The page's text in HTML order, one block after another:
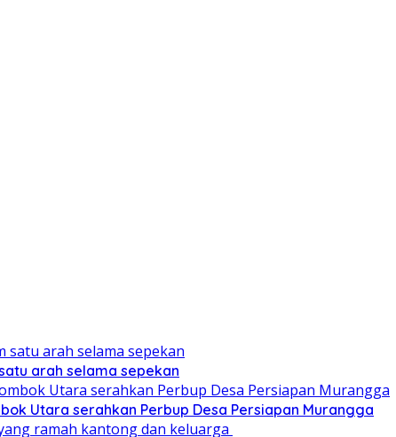
arah selama sepekan
Utara serahkan Perbup Desa Persiapan Murangga